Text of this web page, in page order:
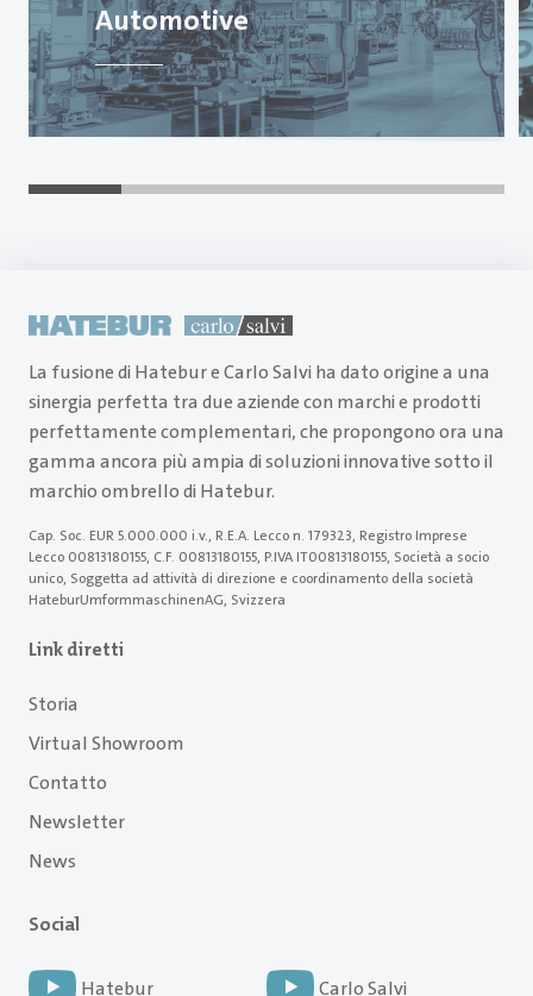
Automotive
La fusione di Hatebur e Carlo Salvi ha dato origine a una
sinergia perfetta tra due aziende con marchi e prodotti
perfettamente complementari, che propongono ora una
gamma ancora più ampia di soluzioni innovative sotto il
marchio ombrello di Hatebur.
Cap. Soc. EUR 5.000.000 i.v., R.E.A. Lecco n. 179323, Registro Imprese
Lecco 00813180155, C.F. 00813180155, P.IVA IT00813180155, Società a socio
unico, Soggetta ad attività di direzione e coordinamento della società
HateburUmformmaschinenAG, Svizzera
Link diretti
Storia
Virtual Showroom
Contatto
Newsletter
News
Social
Hatebur Carlo Salvi